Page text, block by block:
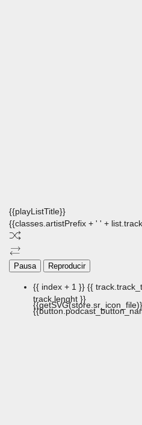
{{playListTitle}}
{{classes.artistPrefix + ' ' +
Pausa Reproducir
{{ index + 1 }} {{
track.lenght }}